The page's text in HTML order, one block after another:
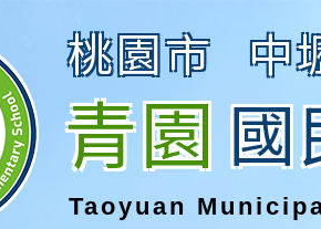
桃園市 中
青園國
Taoyuan